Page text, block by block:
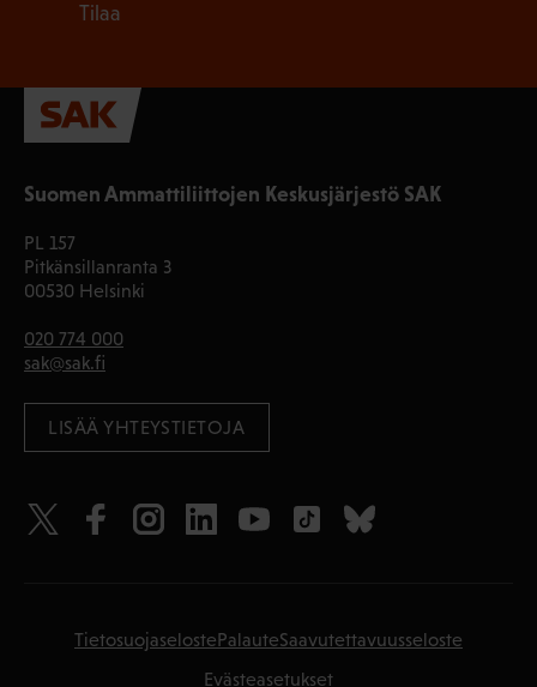
Suomen Ammattiliittojen Keskusjärjestö SAK
PL 157
Pitkänsillanranta 3
00530 Helsinki
020 774 000
sak@sak.fi
LISÄÄ YHTEYSTIETOJA
Tilaa
TietosuojaselostePalauteSaavutettavuusseloste
Evästeasetukset